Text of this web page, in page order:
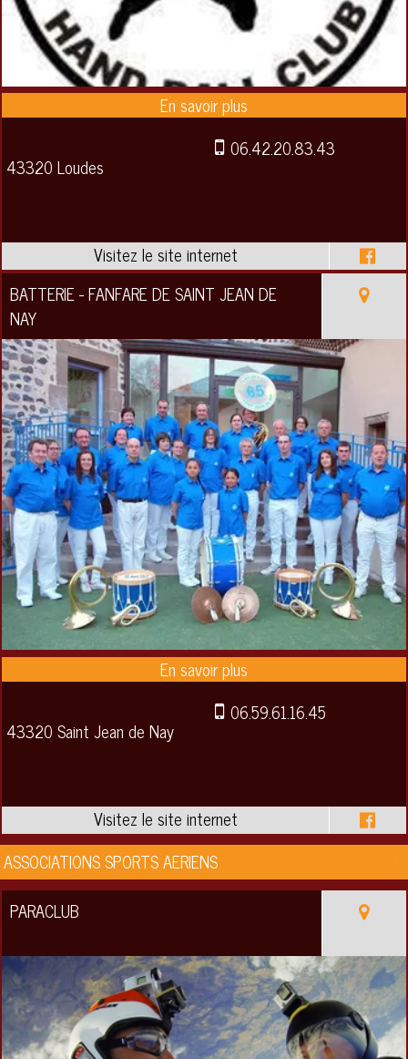
43320 Loudes
06.42.20.83.43
BATTERIE - FANFARE DE SAINT JEAN DE
NAY
43320 Saint Jean de Nay
06.59.61.16.45
ASSOCIATIONS SPORTS AERIENS
PARACLUB